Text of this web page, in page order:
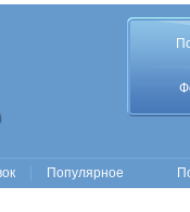
Популярное